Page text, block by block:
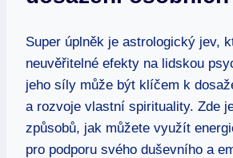
Super úplněk je astrologický jev,
neuvěřitelné efekty na lidskou
jeho síly může být klíčem k
a rozvoje vlastní spirituality. Zde
způsobů, jak můžete využít
pro podporu svého duševního a